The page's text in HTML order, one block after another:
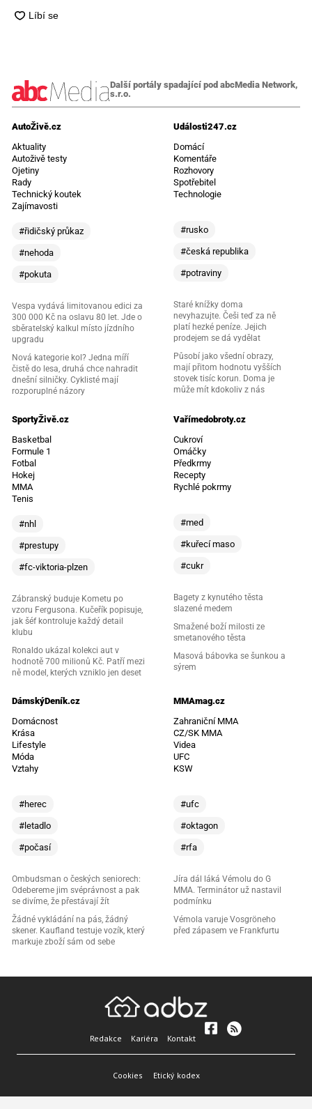
Další portály spadající pod abcMedia Network,
s.r.o.
AutoŽivě.cz
Aktuality
Autoživě testy
Ojetiny
Rady
Technický koutek
Zajímavosti
#řidičský průkaz
#nehoda
#pokuta
Vespa vydává limitovanou edici za
300 000 Kč na oslavu 80 let. Jde o
sběratelský kalkul místo jízdního
upgradu
Nová kategorie kol? Jedna míří
čistě do lesa, druhá chce nahradit
dnešní silničky. Cyklisté mají
rozporuplné názory
Události247.cz
Domácí
Komentáře
Rozhovory
Spotřebitel
Technologie
#rusko
#česká republika
#potraviny
Staré knížky doma
nevyhazujte. Češi teď za ně
platí hezké peníze. Jejich
prodejem se dá vydělat
Působí jako všední obrazy,
mají přitom hodnotu vyšších
stovek tisíc korun. Doma je
může mít kdokoliv z nás
SportyŽivě.cz
Basketbal
Formule 1
Fotbal
Hokej
MMA
Tenis
#nhl
#prestupy
#fc-viktoria-plzen
Zábranský buduje Kometu po
vzoru Fergusona. Kučeřík popisuje,
jak šéf kontroluje každý detail
klubu
Ronaldo ukázal kolekci aut v
hodnotě 700 milionů Kč. Patří mezi
ně model, kterých vzniklo jen deset
Vařímedobroty.cz
Cukroví
Omáčky
Předkrmy
Recepty
Rychlé pokrmy
#med
#kuřecí maso
#cukr
Bagety z kynutého těsta
slazené medem
Smažené boží milosti ze
smetanového těsta
Masová bábovka se šunkou a
sýrem
DámskýDeník.cz
Domácnost
Krása
Lifestyle
Móda
Vztahy
#herec
#letadlo
#počasí
Ombudsman o českých seniorech:
Odebereme jim svéprávnost a pak
se divíme, že přestávají žít
Žádné vykládání na pás, žádný
skener. Kaufland testuje vozík, který
markuje zboží sám od sebe
MMAmag.cz
Zahraniční MMA
CZ/SK MMA
Videa
UFC
KSW
#ufc
#oktagon
#rfa
Jíra dál láká Vémolu do G
MMA. Terminátor už nastavil
podmínku
Vémola varuje Vosgröneho
před zápasem ve Frankfurtu
Redakce Kariéra Kontakt
Cookies Etický kodex